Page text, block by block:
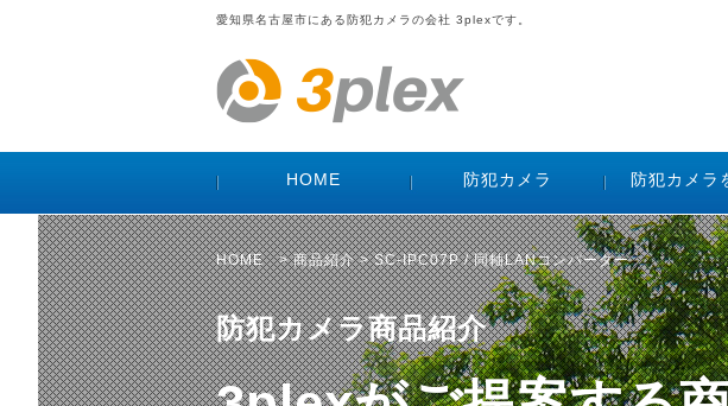
愛知県名古屋市にある防犯カメラの会社 3plexです。
HOME 防犯カメラ 防犯カメラ
HOME>商品紹介> SC-IPC07P / 同軸LANコンバーター
防犯カメラ商品紹介